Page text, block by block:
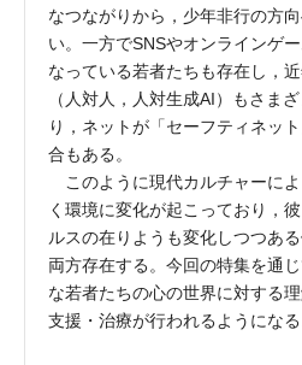
なつながりから，少年非行の方
い。一方でSNSやオンラインゲ
なっている若者たちも存在し，
（人対人，人対生成AI）もさま
り，ネットが「セーフティネッ
合もある。
このように現代カルチャーに
く環境に変化が起こっており，
ルスの在りようも変化しつつあ
両方存在する。今回の特集を通
な若者たちの心の世界に対する
支援・治療が行われるようになる